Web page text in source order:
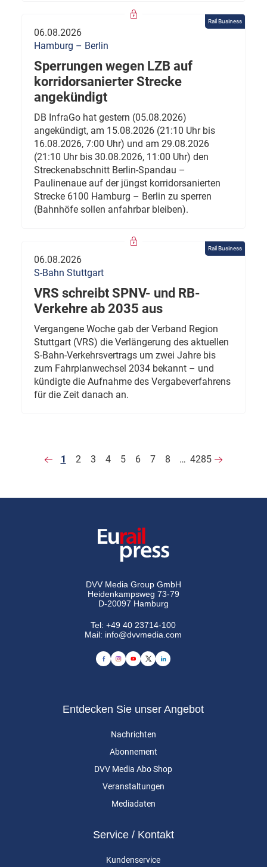
Rail Business
06.08.2026
Hamburg – Berlin
Sperrungen wegen LZB auf
korridorsanierter Strecke
angekündigt
DB InfraGo hat gestern (05.08.2026)
angekündigt, am 15.08.2026 (21:10 Uhr bis
16.08.2026, 7:00 Uhr) und am 29.08.2026
(21:10 Uhr bis 30.08.2026, 11:00 Uhr) den
Streckenabschnitt Berlin-Spandau –
Paulinenaue auf der jüngst korridorsanierten
Strecke 6100 Hamburg – Berlin zu sperren
(Bahnhöfe sollen anfahrbar bleiben).
Rail Business
06.08.2026
S-Bahn Stuttgart
VRS schreibt SPNV- und RB-
Verkehre ab 2035 aus
Vergangene Woche gab der Verband Region
Stuttgart (VRS) die Verlängerung des aktuellen
S-Bahn-Verkehrsvertrags um zwei Jahre bis
zum Fahrplanwechsel 2034 bekannt – und
kündigte die Aufnahme des Vergabeverfahrens
für die Zeit danach an.
1 2 3 4 5 6 7 8 … 4285
DVV Media Group GmbH
Heidenkampsweg 73-79
D-20097 Hamburg
Tel:+49 40 23714-100
Mail: info@dvvmedia.com
Entdecken Sie unser Angebot
Nachrichten
Abonnement
DVV Media Abo Shop
Veranstaltungen
Mediadaten
Service / Kontakt
Kundenservice